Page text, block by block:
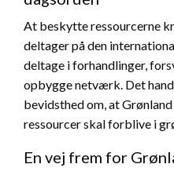
At beskytte ressourcerne
deltager på den
deltage i forhandlinger,
opbygge netværk. Det
bevidsthed om, at
ressourcer skal forblive i
En vej frem for